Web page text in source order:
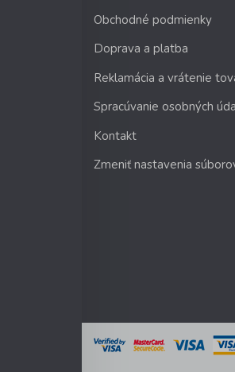
Obchodné podmienky
Doprava a platba
Reklamácia a vrátenie
Spracúvanie osobných
Kontakt
Zmeniť nastavenia